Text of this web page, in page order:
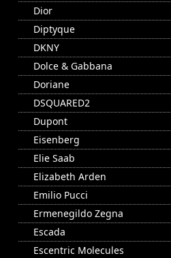
Dior
Diptyque
DKNY
Dolce & Gabbana
Doriane
DSQUARED2
Dupont
Eisenberg
Elie Saab
Elizabeth Arden
Emilio Pucci
Ermenegildo Zegna
Escada
Escentric Molecules